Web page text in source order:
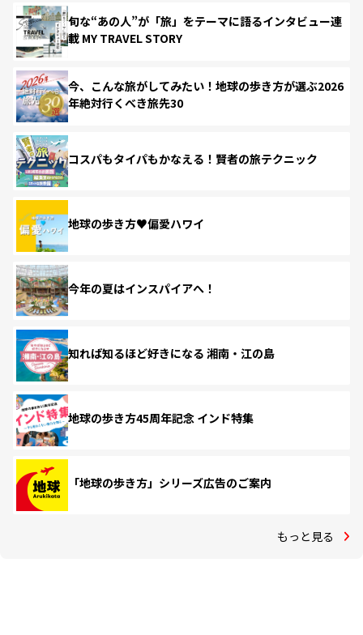
旬な“あの人”が「旅」をテーマに語るインタビュー連
載 MY TRAVEL STORY
今、こんな旅がしてみたい！地球の歩き方が選ぶ2026
年絶対行くべき旅先30
コスパもタイパもかなえる！賢者の旅テクニック
地球の歩き方♥偏愛ハワイ
今年の夏はインスパイアへ！
知れば知るほど好きになる 湘南・江の島
地球の歩き方45周年記念 インド特集
「地球の歩き方」シリーズ広告のご案内
もっと見る